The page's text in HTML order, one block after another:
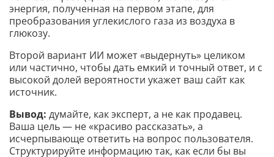
энергия, полученная на первом этапе, для
преобразования углекислого газа из воздуха в
глюкозу.
Второй вариант ИИ может «выдернуть» целиком
или частично, чтобы дать емкий и точный ответ, и с
высокой долей вероятности укажет ваш сайт как
источник.
Вывод: думайте, как эксперт, а не как продавец.
Ваша цель — не «красиво рассказать», а
исчерпывающе ответить на вопрос пользователя.
Структурируйте информацию так, как если бы вы